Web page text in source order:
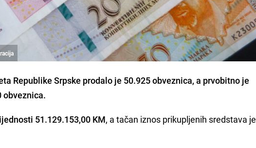
Republike Srpske prodalo je 50.925 obveznica, a prvobitno je
obveznica.
51.129.153,00 KM, a tačan iznos prikupljenih sredstava je